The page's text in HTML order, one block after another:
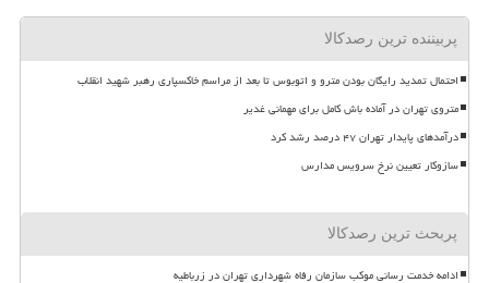
پربیننده ترین رصدکالا
احتمال تمدید رایگان بودن مترو و اتوبوس تا بعد از مراسم خاکسپاری رهبر شهید انقلاب
متروی تهران در آماده باش کامل برای مهمانی غدیر
درآمدهای پایدار تهران ۴۷ درصد رشد کرد
سازوکار تعیین نرخ سرویس مدارس
پربحث ترین رصدکالا
ادامه خدمت رسانی موکب سازمان رفاه شهرداری تهران در زرباطیه